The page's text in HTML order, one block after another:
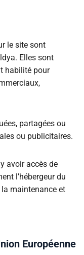
le site sont
Elles sont
habilité pour
partagées ou
ou publicitaires.
avoir accès de
l’hébergeur du
maintenance et
Européenne